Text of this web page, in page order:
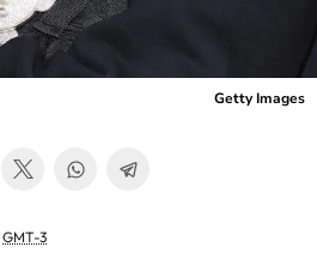
Getty Images
GMT-3